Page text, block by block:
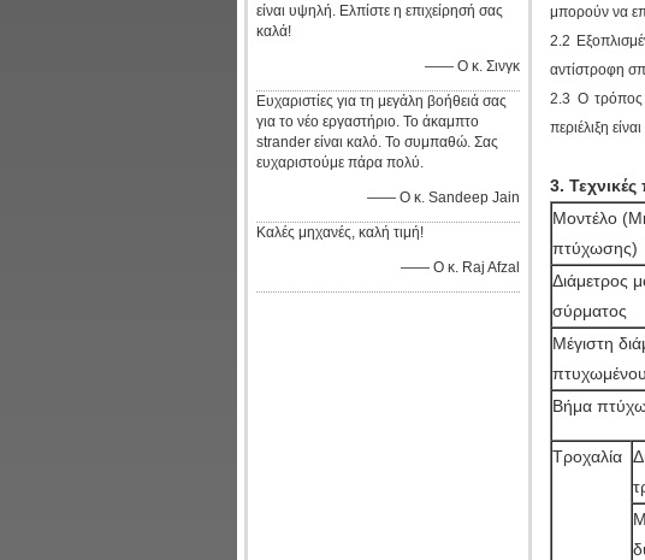
είναι υψηλή. Ελπίστε η επιχείρησή σας
καλά!
—— Ο κ. Σινγκ
Ευχαριστίες για τη μεγάλη βοήθειά σας
για το νέο εργαστήριο. Το άκαμπτο
strander είναι καλό. Το συμπαθώ. Σας
ευχαριστούμε πάρα πολύ.
—— Ο κ. Sandeep Jain
Καλές μηχανές, καλή τιμή!
—— Ο κ. Raj Afzal
μπορούν να
2.2
αντίστροφη
2.3 Ο τρόπος
περιέλιξη
3.
Μοντέλο
πτύχωσης)
Διάμετρος
σύρματος
Μέγιστη
Βήμα
Τροχαλία